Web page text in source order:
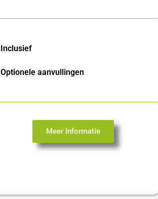
Inclusief
Optionele aanvullingen
Meer Informatie